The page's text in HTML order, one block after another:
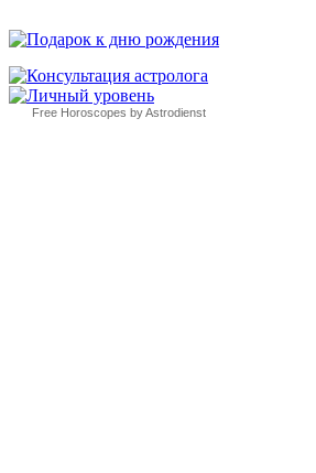
Free Horoscopes by Astrodienst